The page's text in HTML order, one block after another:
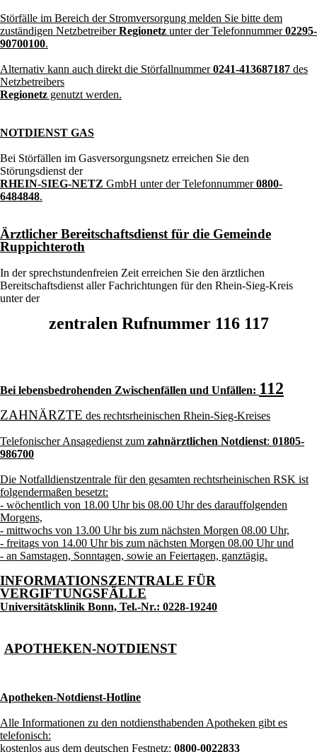
Störfälle im Bereich der Stromversorgung melden Sie bitte dem
zuständigen NetzbetreiberRegionetz unter der Telefonnummer02295-
90700100.
Alternativ kann auch direkt die Störfallnummer0241-413687187 des
Netzbetreibers
Regionetz genutzt werden.
NOTDIENST GAS
Bei Störfällen im Gasversorgungsnetz erreichen Sie den
Störungsdienst der
RHEIN-SIEG-NETZ GmbH unter der Telefonnummer0800-
6484848.
Ärztlicher Bereitschaftsdienst für die Gemeinde
Ruppichteroth
In der sprechstundenfreien Zeit erreichen Sie den ärztlichen
Bereitschaftsdienst aller Fachrichtungen für den Rhein-Sieg-Kreis
unter der
zentralen Rufnummer 116 117
Bei lebensbedrohenden Zwischenfällen und Unfällen: 112
ZAHNÄRZTE des rechtsrheinischen Rhein-Sieg-Kreises
Telefonischer Ansagedienst zum zahnärztlichen Notdienst: 01805-
986700
Die Notfalldienstzentrale für den gesamten rechtsrheinischen RSK ist
folgendermaßen besetzt:
- wöchentlich von 18.00 Uhr bis 08.00 Uhr des darauffolgenden
Morgens,
- mittwochs von 13.00 Uhr bis zum nächsten Morgen 08.00 Uhr,
- freitags von 14.00 Uhr bis zum nächsten Morgen 08.00 Uhr und
- an Samstagen, Sonntagen, sowie an Feiertagen, ganztägig.
INFORMATIONSZENTRALE FÜR
VERGIFTUNGSFÄLLE
Universitätsklinik Bonn, Tel.-Nr.: 0228-19240
APOTHEKEN-NOTDIENST
Apotheken-Notdienst-Hotline
Alle Informationen zu den notdiensthabenden Apotheken gibt es
telefonisch:
kostenlos aus dem deutschen Festnetz: 0800-0022833